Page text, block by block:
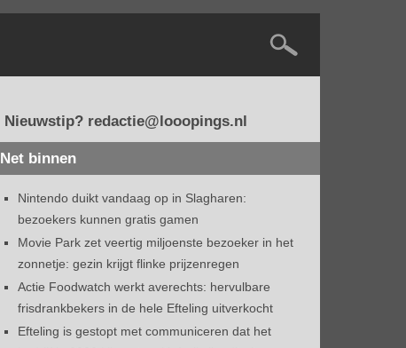
Nieuwstip? redactie@looopings.nl
Net binnen
Nintendo duikt vandaag op in Slagharen:
bezoekers kunnen gratis gamen
Movie Park zet veertig miljoenste bezoeker in het
zonnetje: gezin krijgt flinke prijzenregen
Actie Foodwatch werkt averechts: hervulbare
frisdrankbekers in de hele Efteling uitverkocht
Efteling is gestopt met communiceren dat het